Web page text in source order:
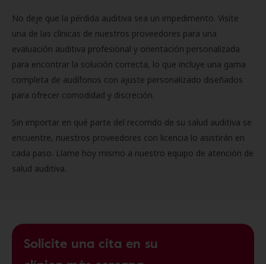
No deje que la pérdida auditiva sea un impedimento. Visite
una de las clínicas de nuestros proveedores para una
evaluación auditiva profesional y orientación personalizada
para encontrar la solución correcta, lo que incluye una gama
completa de audífonos con ajuste personalizado diseñados
para ofrecer comodidad y discreción.
Sin importar en qué parte del recorrido de su salud auditiva se
encuentre, nuestros proveedores con licencia lo asistirán en
cada paso. Llame hoy mismo a nuestro equipo de atención de
salud auditiva.
Solicite una cita en su